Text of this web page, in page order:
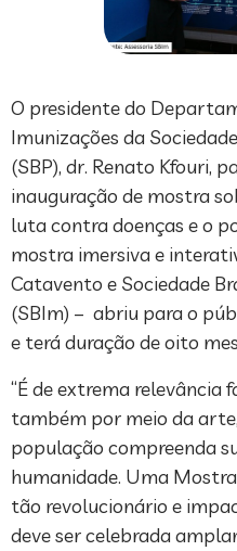
O presidente do
Imunizações da
(SBP), dr. Renato Kfouri,
inauguração de mostra
luta contra doenças e o
mostra imersiva e
Catavento e Sociedade
(SBIm) – abriu para o
e terá duração de oito
“É de extrema relevância
também por meio da
população compreenda
humanidade. Uma
tão revolucionário e
deve ser celebrada